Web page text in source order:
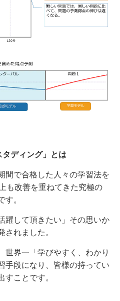
ディング」とは
間で合格した人々の学習法を
も改善を重ねてきた究極の
。
躍して頂きたい」その思いか
れました。
世界一「学びやすく、わかり
手段になり、皆様の持ってい
ことです。